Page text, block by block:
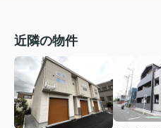
近隣の物件